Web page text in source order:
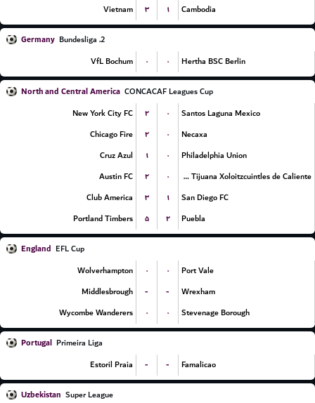
Vietnam
۳ ۱ Cambodia
Germany
2. Bundesliga
VfL Bochum
۰ ۰ Hertha BSC Berlin
North and Central America CONCACAF Leagues Cup
New York City FC
۲ ۰
Santos Laguna Mexico
Chicago Fire
۲ ۰
Necaxa
Cruz Azul
۱ ۰
Philadelphia Union
Austin FC
۲ ۰
Club Tijuana Xoloitzcuintles de Caliente
Club America
۳ ۱
San Diego FC
Portland Timbers
۵ ۲ Puebla
England EFL Cup
Wolverhampton
۰ ۰
Port Vale
Middlesbrough
- -
Wrexham
Wycombe Wanderers
۰ ۰ Stevenage Borough
Portugal Primeira Liga
Estoril Praia
- - Famalicao
Uzbekistan Super League